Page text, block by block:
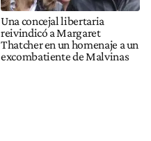
Una concejal libertaria
reivindicó a Margaret
Thatcher en un homenaje a un
excombatiente de Malvinas